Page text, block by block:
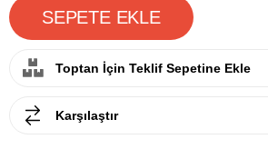
Toptan İçin Teklif Sepetine Ekle
Karşılaştır